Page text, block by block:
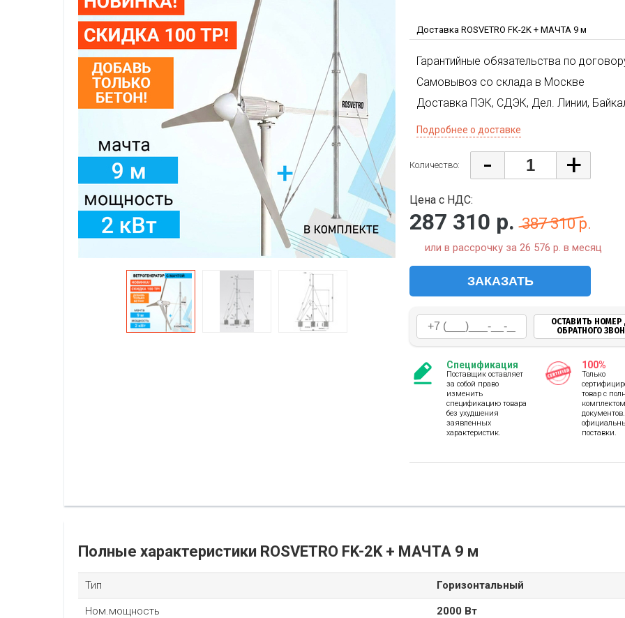
Доставка ROSVETRO FK-2K + МАЧТА 9 м
Гарантийные обязательства по
Самовывоз со склада в Москве
Доставка ПЭК, СДЭК, Дел. Линии,
Подробнее о доставке
Количество: - +
Цена с НДС:
287 310 р. 387 310 р.
или в рассрочку за 26 576 р. в месяц
ЗАКАЗАТЬ
ОСТАВИТЬ НОМЕР
ОБРАТНОГО
Спецификация
Поставщик оставляет
за собой право
изменить
спецификацию товара
без ухудшения
заявленных
характеристик.
100%
Только
товар с
поставки.
Полные характеристики ROSVETRO FK-2K + МАЧТА 9 м
Тип Горизонтальный
Ном.мощность 2000 Вт